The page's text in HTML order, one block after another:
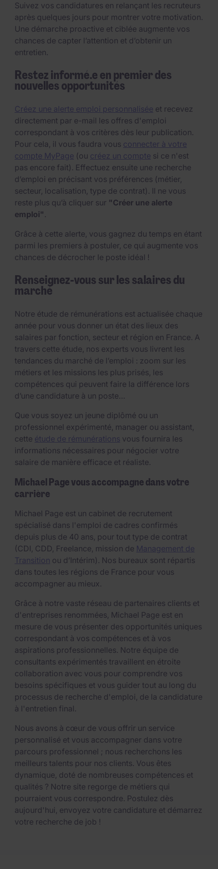
Suivez vos candidatures en relançant les recruteurs
après quelques jours pour montrer votre motivation.
Une démarche proactive et ciblée augmente vos
chances de capter l’attention et d’obtenir un
entretien.
Restez informé.e en premier des
nouvelles opportunités
Créez une alerte emploi personnalisée et recevez
directement par e-mail les offres d'emploi
correspondant à vos critères dès leur publication.
Pour cela, il vous faudra vous connecter à votre
compte MyPage (ou créez un compte si ce n'est
pas encore fait). Effectuez ensuite une recherche
d’emploi en précisant vos préférences (métier,
secteur, localisation, type de contrat). Il ne vous
reste plus qu’à cliquer sur "Créer une alerte
emploi" .
Grâce à cette alerte, vous gagnez du temps en étant
parmi les premiers à postuler, ce qui augmente vos
chances de décrocher le poste idéal !
Renseignez-vous sur les salaires du
marché
Notre étude de rémunérations est actualisée chaque
année pour vous donner un état des lieux des
salaires par fonction, secteur et région en France. A
travers cette étude, nos experts vous livrent les
tendances du marché de l’emploi : zoom sur les
métiers et les missions les plus prisés, les
compétences qui peuvent faire la différence lors
d’une candidature à un poste…
Que vous soyez un jeune diplômé ou un
professionnel expérimenté, manager ou assistant,
cette étude de rémunérations vous fournira les
informations nécessaires pour négocier votre
salaire de manière efficace et réaliste.
Michael Page vous accompagne dans votre
carrière
Michael Page est un cabinet de recrutement
spécialisé dans l'emploi de cadres confirmés
depuis plus de 40 ans, pour tout type de contrat
(CDI, CDD, Freelance, mission de Management de
Transition ou d’Intérim). Nos bureaux sont répartis
dans toutes les régions de France pour vous
accompagner au mieux.
Grâce à notre vaste réseau de partenaires clients et
d'entreprises renommées, Michael Page est en
mesure de vous présenter des opportunités uniques
correspondant à vos compétences et à vos
aspirations professionnelles. Notre équipe de
consultants expérimentés travaillent en étroite
collaboration avec vous pour comprendre vos
besoins spécifiques et vous guider tout au long du
processus de recherche d'emploi, de la candidature
à l'entretien final.
Nous avons à cœur de vous offrir un service
personnalisé et vous accompagner dans votre
parcours professionnel ; nous recherchons les
meilleurs talents pour nos clients. Vous êtes
dynamique, doté de nombreuses compétences et
qualités ? Notre site regorge de métiers qui
pourraient vous correspondre. Postulez dès
aujourd'hui, envoyez votre candidature et démarrez
votre recherche de job !